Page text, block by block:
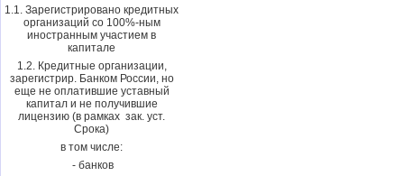
1.1. Зарегистрировано кредитных
организаций со 100%-ным
иностранным участием в
капитале
1.2. Кредитные организации,
зарегистрир. Банком России, но
еще не оплатившие уставный
капитал и не получившие
лицензию (в рамках зак. уст.
Срока)
в том числе:
- банков